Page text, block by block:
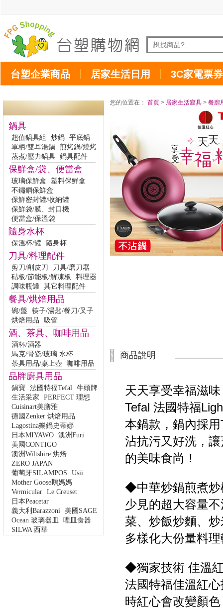
台塑企業商品 居家生活日用 3C家電票券
鍋具
超值鍋具組 炒鍋 平底鍋
單柄/雙耳湯鍋 煎烤鍋/燒烤
蒸煮/壓力鍋具 鍋具配件
保鮮盒/袋、便當盒
玻璃保鮮盒
塑料保鮮盒
不鏽鋼保鮮盒
保鮮密封罐/收納罐
保鮮袋/膜、封口機
便當盒/保溫袋
隨身水杯
保溫杯/罐 隨身杯
刀具/料理配件
剪刀/削皮刀
刀具/磨刀器
砧板/節能板/解凍板
料理器
調味瓶罐 其它料理配件
餐具/烘焙用品
碗/盤
筷子/湯匙/餐刀/叉子
烘焙用品
吸管
酒、茶具、咖啡用品
酒杯/酒器
馬克/骨瓷/玻璃 水杯
茶具用品/桌上壺 咖啡用品
品牌廚具用品
鍋寶 法國特福Tefal 牛頭牌
生活采家
PERFECT 理想
Cuisinart美膳雅
德國Zenker 烘焙用品
Lagostina樂鍋史蒂娜
日本MIYAWO 澳洲Furi
美國CONTIGO
澳洲Wiltshire 烘焙
ZERO JAPAN
葡萄牙SILAMPOS
Usii
Mother Goose鵝媽媽
Vermicular Le Creuset
日本Peacetar
義大利Barazzoni
美國SAGE
Ocean 玻璃器皿
哩皿食器
SILWA 西華
您的位置在： 首頁 > 居家生活寢具 > 餐廚
商品說明
天天享受幸福滋
Tefal 法國特福
本鍋款，鍋內採
沾抗污又好洗，
的美味食尚！
◆中華炒鍋煎煮炒
少見的超大容量
菜、炒飯炒麵、
多樣化大份量料
◆獨家技術 佳溫
法國特福佳溫紅
時紅心會改變顏